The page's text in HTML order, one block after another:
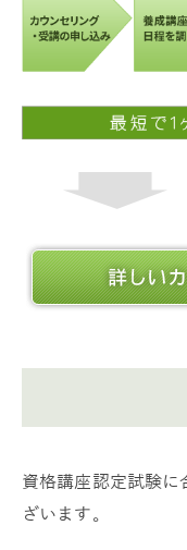
資格講座認定試験に
ざいます。